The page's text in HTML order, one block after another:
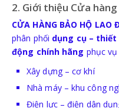
GĂNG TAY HÀN-
BẢO HỘ TAI
2. Giới thiệu Cửa
CỬA HÀNG BẢO HỘ LAO
phân phối dụng cụ –
động chính hãng phục
Xây dựng – cơ khí
Nhà máy – khu công
Điện lực – điện dân